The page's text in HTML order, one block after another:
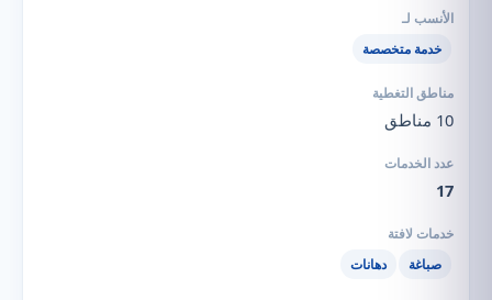
خدمة متخصصة
10 مناطق
17
صباغة دهانات